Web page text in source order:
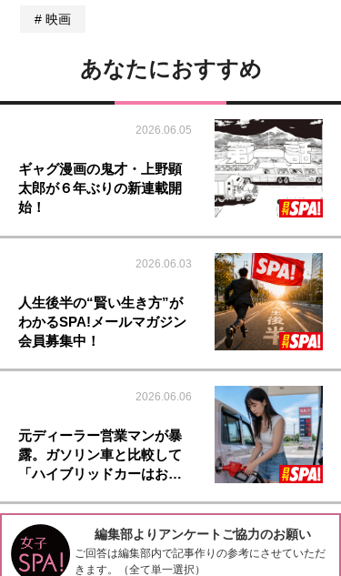
映画
あなたにおすすめ
2026.06.05
ギャグ漫画の鬼才・上野顕
太郎が６年ぶりの新連載開
始！
2026.06.03
人生後半の“賢い生き方”が
わかるSPA!メールマガジン
会員募集中！
2026.06.06
元ディーラー営業マンが暴
露。ガソリン車と比較して
「ハイブリッドカーはお…